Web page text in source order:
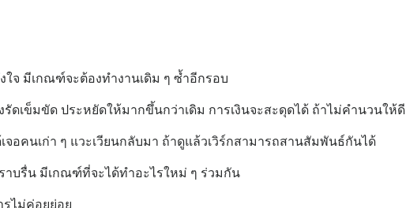
ใจ มีเกณฑ์จะต้องทำงานเดิม ๆ ซ้ำอีกรอบ
รัดเข็มขัด ประหยัดให้มากขึ้นกว่าเดิม การเงินจะสะดุดได้ ถ้าไม่คำนวนให้ดี
จอคนเก่า ๆ แวะเวียนกลับมา ถ้าดูแล้วเวิร์กสามารถสานสัมพันธ์กันได้
บรื่น มีเกณฑ์ที่จะได้ทำอะไรใหม่ ๆ ร่วมกัน
ไม่ค่อยย่อย